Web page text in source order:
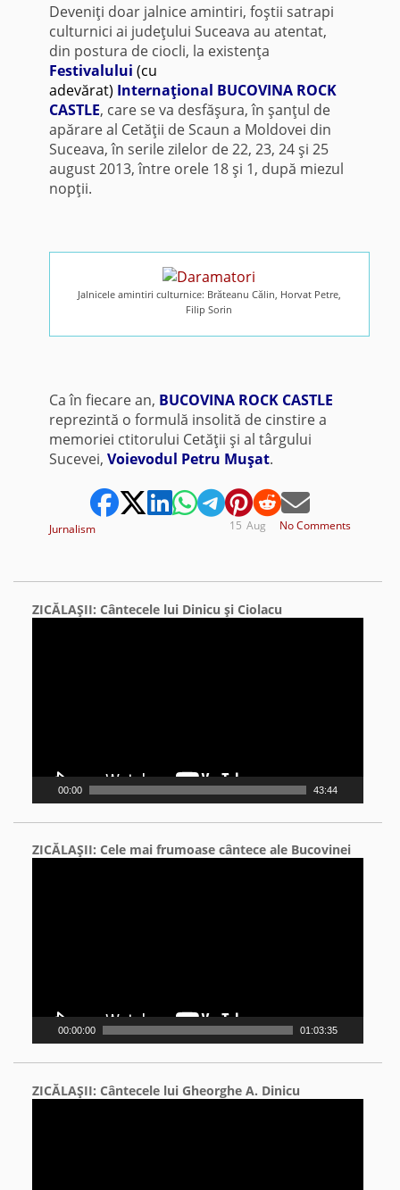
Deveniţi doar jalnice amintiri, foştii satrapi
culturnici ai judeţului Suceava au atentat,
din postura de ciocli, la existenţa
Festivalului (cu
adevărat) Internaţional BUCOVINA ROCK
CASTLE, care se va desfăşura, în şanţul de
apărare al Cetăţii de Scaun a Moldovei din
Suceava, în serile zilelor de 22, 23, 24 şi 25
august 2013, între orele 18 şi 1, după miezul
nopţii.
Jalnicele amintiri culturnice: Brăteanu Călin, Horvat Petre,
Filip Sorin
Ca în fiecare an, BUCOVINA ROCK CASTLE
reprezintă o formulă insolită de cinstire a
memoriei ctitorului Cetăţii şi al târgului
Sucevei, Voievodul Petru Muşat.
Jurnalism No Comments
Aug
15
ZICĂLAŞII: Cântecele lui Dinicu şi Ciolacu
00:00 43:44
ZICĂLAŞII: Cele mai frumoase cântece ale Bucovinei
00:00:00 01:03:35
ZICĂLAŞII: Cântecele lui Gheorghe A. Dinicu